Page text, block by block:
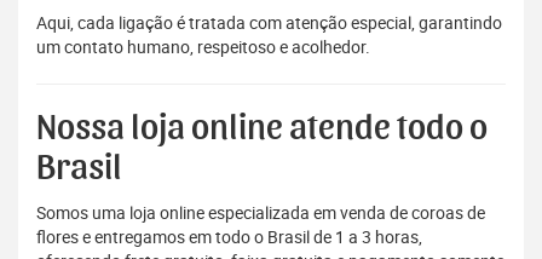
Aqui, cada ligação é tratada com atenção especial, garantindo
um contato humano, respeitoso e acolhedor.
Nossa loja online atende todo o
Brasil
Somos uma loja online especializada em venda de coroas de
flores e entregamos em todo o Brasil de 1 a 3 horas,